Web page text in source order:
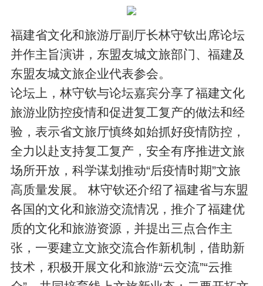
福建省文化和旅游厅副厅长林守钦出席论坛
并作主旨演讲，东盟友城文旅部门、福建及
东盟友城文旅企业代表参会。
论坛上，林守钦与论坛嘉宾分享了福建文化
旅游业防控疫情和促进复工复产的做法和经
验，表示省文旅厅慎终如始抓好疫情防控，
全力以赴支持复工复产，安全有序推进文旅
场所开放，科学谋划推动“后疫情时期”文旅
高质量发展。 林守钦还介绍了福建省与东盟
各国的文化和旅游交流情况，推介了福建优
质的文化和旅游资源，并提出三点合作主
张，一要建立文旅交流合作新机制，借助新
技术，积极开展文化和旅游“云交流”“云推